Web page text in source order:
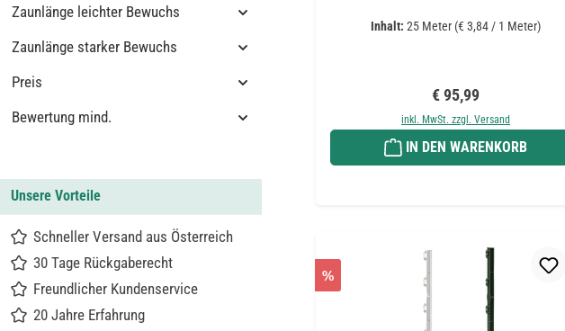
Zaunlänge leichter Bewuchs
Zaunlänge starker Bewuchs
Preis
Bewertung mind.
Unsere Vorteile
Schneller Versand aus Österreich
30 Tage Rückgaberecht
Freundlicher Kundenservice
20 Jahre Erfahrung
Inhalt: 25 Meter (€ 3,84 / 1 Meter)
Regulärer Preis:
€ 95,99
inkl. MwSt. zzgl. Versand
IN DEN WARENKORB
%